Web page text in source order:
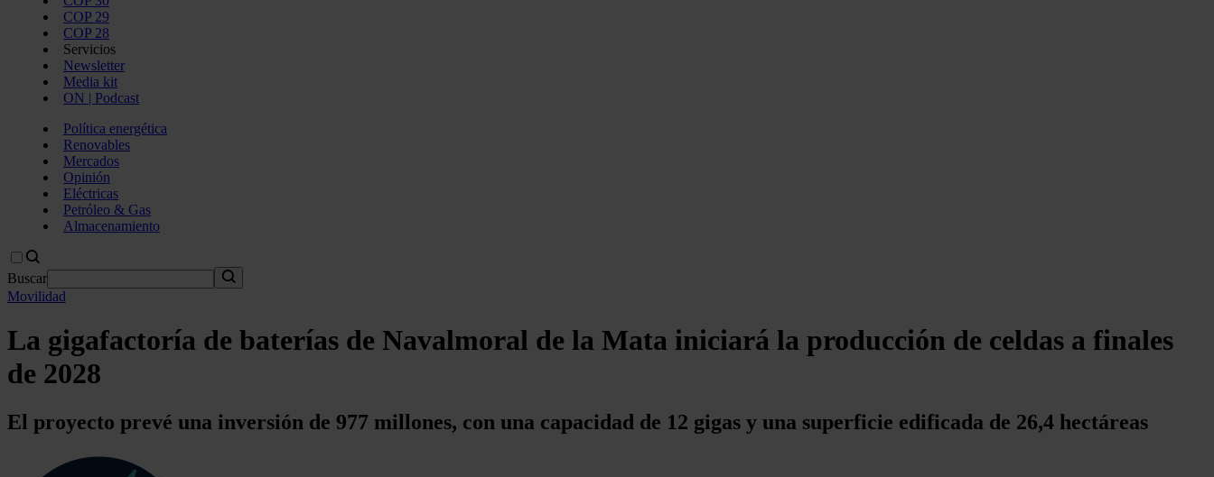
COP 29
COP 28
Servicios
Newsletter
Media kit
ON | Podcast
Política energética
Renovables
Mercados
Opinión
Eléctricas
Petróleo & Gas
Almacenamiento
Buscar
Movilidad
La gigafactoría de baterías de Navalmoral de la Mata iniciará la producción de celdas a finales
de 2028
El proyecto prevé una inversión de 977 millones, con una capacidad de 12 gigas y una superficie edificada de 26,4 hectáreas